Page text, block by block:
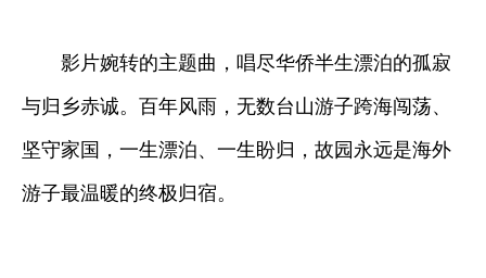
影片婉转的主题曲，唱尽华侨半生漂泊的孤寂
与归乡赤诚。百年风雨，无数台山游子跨海闯荡、
坚守家国，一生漂泊、一生盼归，故园永远是海外
游子最温暖的终极归宿。